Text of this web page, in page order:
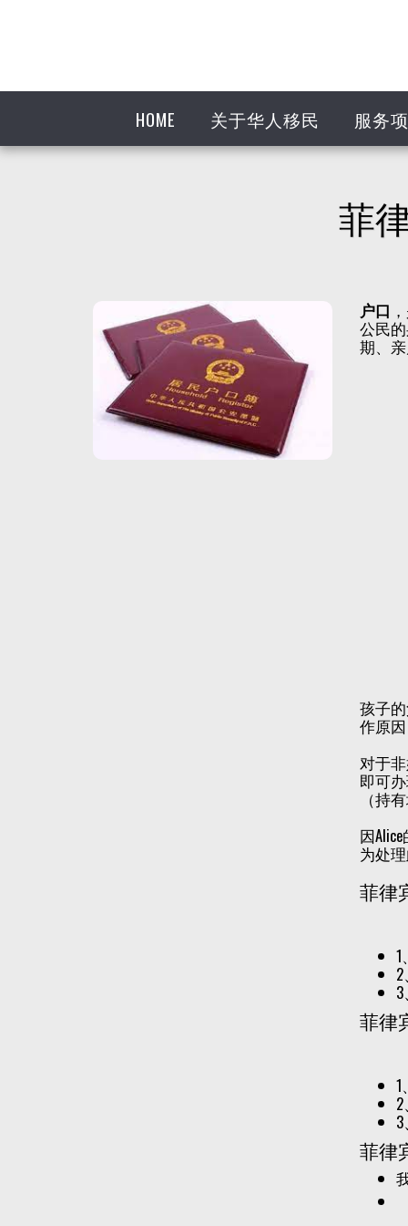
HOME 关于华人移民 服务
菲
户口
公民
期、
孩子
作原
对于
即可
（持
因
为处
菲律
菲律
菲律